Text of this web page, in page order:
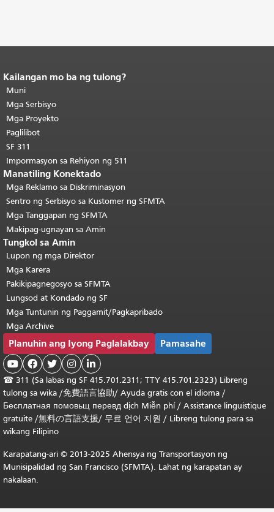
Katapusan ng nilalaman ng
pahina.
pahinang ito ay nauulit sa bawat
pahina.Bumalik sa tuktok ng
pangunahing nilalaman
Kailangan mo ba ng tulong?
Muni
Mga Serbisyo
Mga Proyekto
Paglilibot
SF 311
Impormasyon sa Rehiyon ng 511
Manatiling Konektado
Mga Reklamo sa Diskriminasyon
Sentro ng Serbisyo sa Kustomer ng SFMTA
Mga Tanggapan ng SFMTA
Makipag-ugnayan sa Amin
Tungkol sa Amin
Lupon ng mga Direktor
Mga Karera
Pakikipagnegosyo sa SFMTA
Lungsod at Kondado ng SF
Mga Tuntunin ng Paggamit/Pagkapribado
Mga Archive
Planuhin ang Iyong Paglalakbay Pamasahe
    
☎ 311 (Sa labas ng SF 415.701.2311; TTY 415.701.2323) Libreng
tulong sa wika /免費語言協助/ Ayuda gratis con el idioma /
Бесплатная помовьщ перевд dịch Miễn phí/ Assistance linguistique
gratuite /無料の言語支援/ 무료 언어 지원 / Libreng tulong para sa
wikang Filipino
Karapatang-ari © 2013-2025 Ahensya ng Transportasyon ng
Munisipalidad ng San Francisco (SFMTA). Lahat ng karapatan ay
nakalaan.